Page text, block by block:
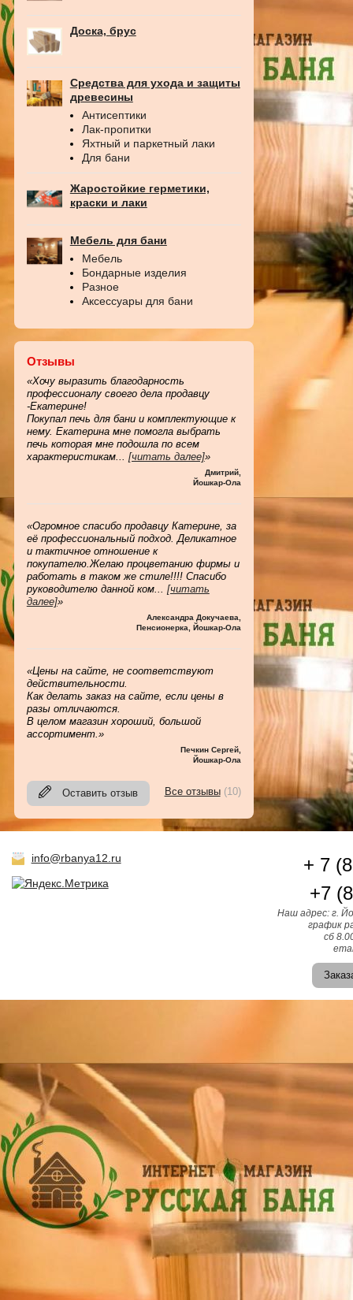
Доска, брус
Средства для ухода и защиты
древесины
Антисептики
Лак-пропитки
Яхтный и паркетный лаки
Для бани
Жаростойкие герметики,
краски и лаки
Мебель для бани
Мебель
Бондарные изделия
Разное
Аксессуары для бани
Отзывы
«Хочу выразить благодарность
профессионалу своего дела продавцу
-Екатерине!
Покупал печь для бани и комплектующие к
нему. Екатерина мне помогла выбрать
печь которая мне подошла по всем
характеристикам... [читать далее]»
Дмитрий,
Йошкар-Ола
«Огромное спасибо продавцу Катерине, за
её профессиональный подход. Деликатное
и тактичное отношение к
покупателю.Желаю процветанию фирмы и
работать в таком же стиле!!!! Спасибо
руководителю данной ком... [читать
далее]»
Александра Докучаева
Пенсионерка, Йошкар-Ола
«Цены на сайте, не соответствуют
действительности.
Как делать заказ на сайте, если цены в
разы отличаются.
В целом магазин хороший, большой
ассортимент.»
Печкин Сергей,
Йошкар-Ола
Оставить отзыв Все отзывы(10)
info@rbanya12.ru
+ 7
+7
Наш адрес: г.
график
сб